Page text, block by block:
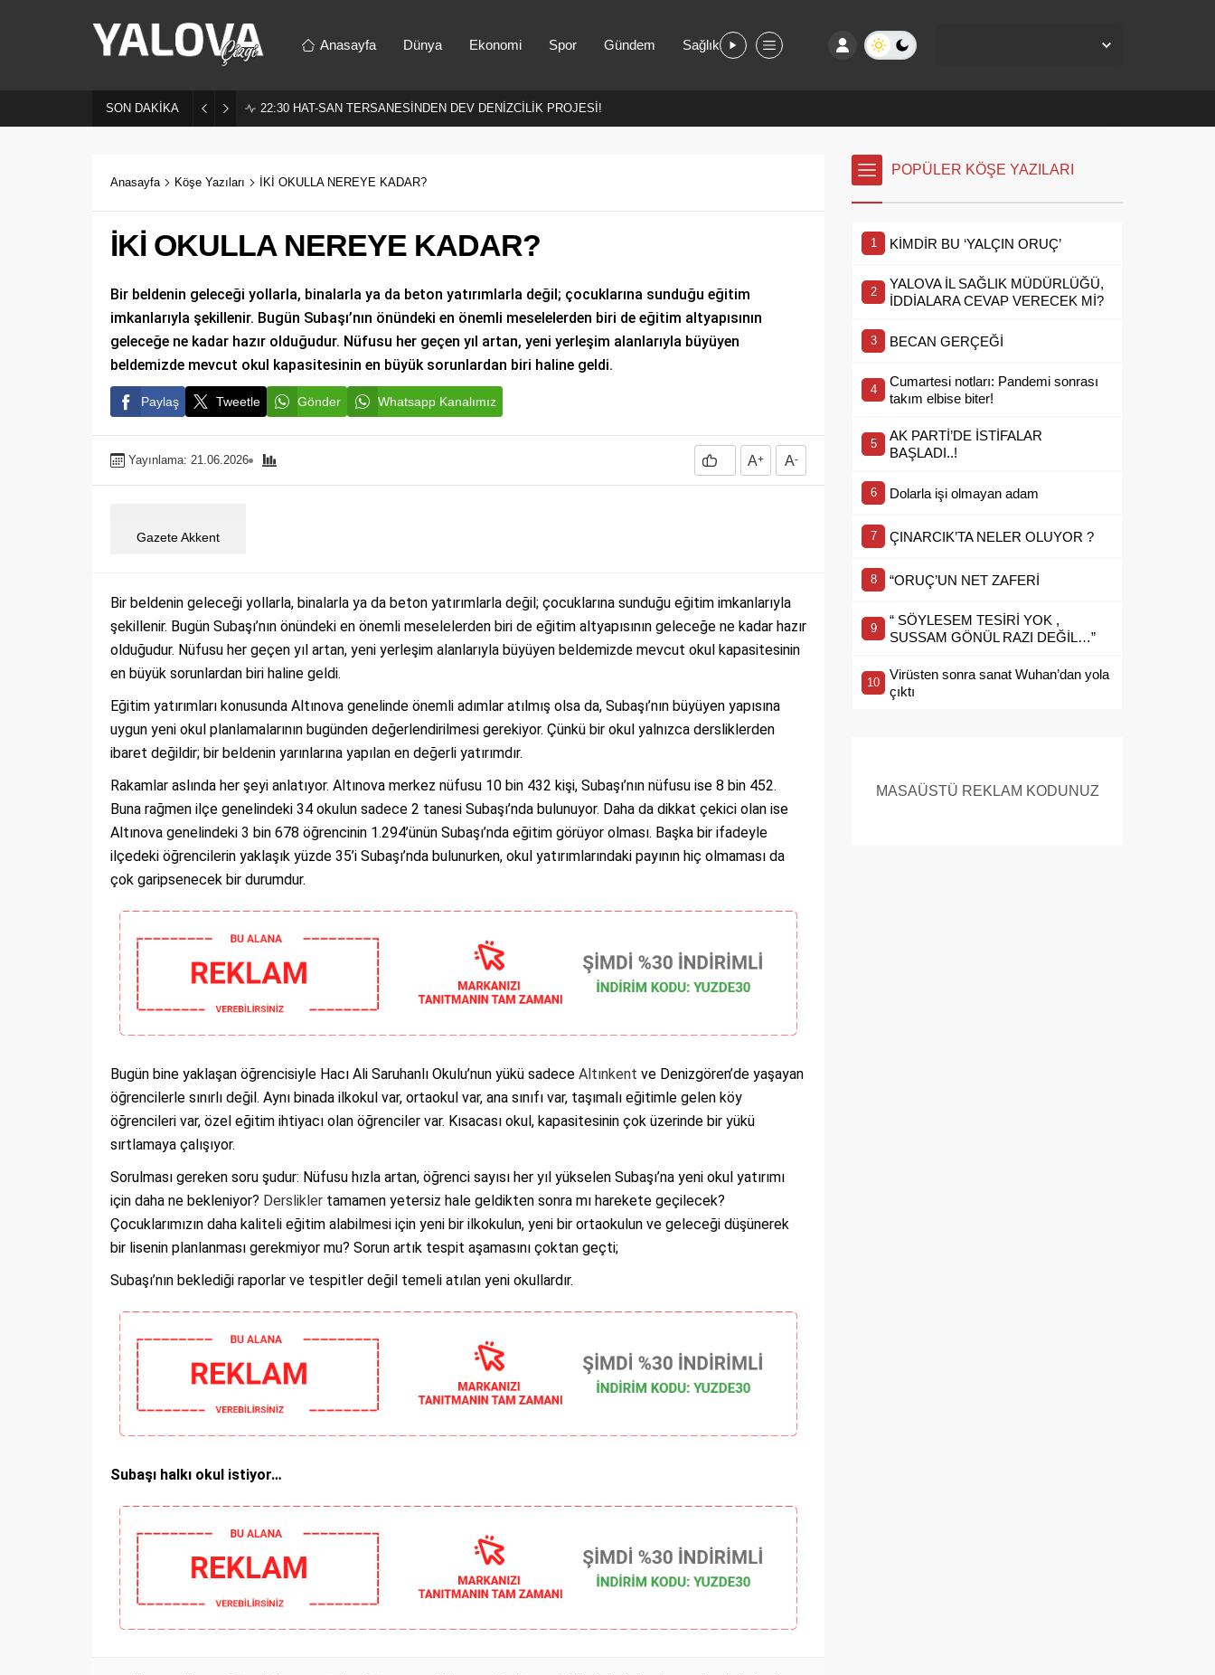
Anasayfa Dünya Ekonomi Spor Gündem Sağlık
SON DAKİKA 22:30 HAT-SAN TERSANESİNDEN DEV DENİZCİLİK PROJESİ!
Anasayfa Köşe Yazıları İKİ OKULLA NEREYE KADAR?
İKİ OKULLA NEREYE KADAR?
Bir beldenin geleceği yollarla, binalarla ya da beton yatırımlarla değil; çocuklarına sunduğu eğitim
imkanlarıyla şekillenir. Bugün Subaşı’nın önündeki en önemli meselelerden biri de eğitim altyapısının
geleceğe ne kadar hazır olduğudur. Nüfusu her geçen yıl artan, yeni yerleşim alanlarıyla büyüyen
beldemizde mevcut okul kapasitesinin en büyük sorunlardan biri haline geldi.
Paylaş Tweetle Gönder Whatsapp Kanalımız
Yayınlama: 21.06.2026 A+ A-
Gazete Akkent
Bir beldenin geleceği yollarla, binalarla ya da beton yatırımlarla değil; çocuklarına sunduğu eğitim imkanlarıyla
şekillenir. Bugün Subaşı’nın önündeki en önemli meselelerden biri de eğitim altyapısının geleceğe ne kadar hazır
olduğudur. Nüfusu her geçen yıl artan, yeni yerleşim alanlarıyla büyüyen beldemizde mevcut okul kapasitesinin
en büyük sorunlardan biri haline geldi.
Eğitim yatırımları konusunda Altınova genelinde önemli adımlar atılmış olsa da, Subaşı’nın büyüyen yapısına
uygun yeni okul planlamalarının bugünden değerlendirilmesi gerekiyor. Çünkü bir okul yalnızca dersliklerden
ibaret değildir; bir beldenin yarınlarına yapılan en değerli yatırımdır.
Rakamlar aslında her şeyi anlatıyor. Altınova merkez nüfusu 10 bin 432 kişi, Subaşı’nın nüfusu ise 8 bin 452.
Buna rağmen ilçe genelindeki 34 okulun sadece 2 tanesi Subaşı’nda bulunuyor. Daha da dikkat çekici olan ise
Altınova genelindeki 3 bin 678 öğrencinin 1.294’ünün Subaşı’nda eğitim görüyor olması. Başka bir ifadeyle
ilçedeki öğrencilerin yaklaşık yüzde 35’i Subaşı’nda bulunurken, okul yatırımlarındaki payının hiç olmaması da
çok garipsenecek bir durumdur.
Bugün bine yaklaşan öğrencisiyle Hacı Ali Saruhanlı Okulu’nun yükü sadece Altınkent ve Denizgören’de yaşayan
öğrencilerle sınırlı değil. Aynı binada ilkokul var, ortaokul var, ana sınıfı var, taşımalı eğitimle gelen köy
öğrencileri var, özel eğitim ihtiyacı olan öğrenciler var. Kısacası okul, kapasitesinin çok üzerinde bir yükü
sırtlamaya çalışıyor.
Sorulması gereken soru şudur: Nüfusu hızla artan, öğrenci sayısı her yıl yükselen Subaşı’na yeni okul yatırımı
için daha ne bekleniyor? Derslikler tamamen yetersiz hale geldikten sonra mı harekete geçilecek?
Çocuklarımızın daha kaliteli eğitim alabilmesi için yeni bir ilkokulun, yeni bir ortaokulun ve geleceği düşünerek
bir lisenin planlanması gerekmiyor mu? Sorun artık tespit aşamasını çoktan geçti;
Subaşı’nın beklediği raporlar ve tespitler değil temeli atılan yeni okullardır.
Subaşı halkı okul istiyor…
POPÜLER KÖŞE YAZILARI
KİMDİR BU ‘YALÇIN ORUÇ’
YALOVA İL SAĞLIK MÜDÜRLÜĞÜ,
İDDİALARA CEVAP VERECEK Mİ?
BECAN GERÇEĞİ
Cumartesi notları: Pandemi sonrası
takım elbise biter!
AK PARTİ’DE İSTİFALAR
BAŞLADI..!
Dolarla işi olmayan adam
ÇINARCIK’TA NELER OLUYOR ?
“ORUÇ’UN NET ZAFERİ
“ SÖYLESEM TESİRİ YOK ,
SUSSAM GÖNÜL RAZI DEĞİL…”
Virüsten sonra sanat Wuhan’dan yola
çıktı
MASAÜSTÜ REKLAM KODUNUZ